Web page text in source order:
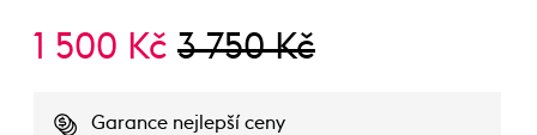
1 500 Kč 3 750 Kč
Garance nejlepší ceny